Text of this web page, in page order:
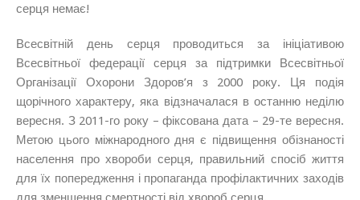
серця немає!
Всесвітній день серця проводиться за ініціативою
Всесвітньої федерації серця за підтримки Всесвітньої
Організації Охорони Здоров’я з 2000 року. Ця подія
щорічного характеру, яка відзначалася в останню неділю
вересня. З 2011-го року – фіксована дата – 29-те вересня.
Метою цього міжнародного дня є підвищення обізнаності
населення про хвороби серця, правильний спосіб життя
для їх попередження і пропаганда профілактичних заходів